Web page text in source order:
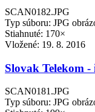
SCAN0182.JPG
Typ súboru: JPG
Stiahnuté: 170×
Vložené: 19. 8. 2016
Slovak Telekom
SCAN0181.JPG
Typ súboru: JPG